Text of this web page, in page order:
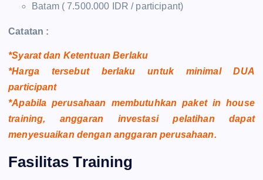
Batam ( 7.500.000 IDR / participant)
Catatan :
*Syarat dan Ketentuan Berlaku
*Harga tersebut berlaku untuk minimal DUA
participant
*Apabila perusahaan membutuhkan paket in house
training, anggaran investasi pelatihan dapat
menyesuaikan dengan anggaran perusahaan.
Fasilitas Training